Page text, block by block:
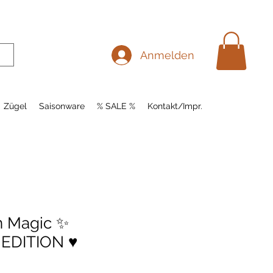
Anmelden
Zügel Saisonware % SALE % Kontakt/Impr.
Magic ✨
♥️